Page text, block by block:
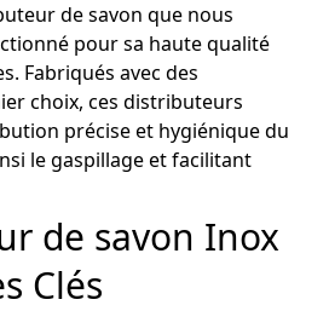
de savon que nous
pour sa haute qualité
Fabriqués avec des
choix, ces distributeurs
précise et hygiénique du
le gaspillage et facilitant
de savon Inox
Clés